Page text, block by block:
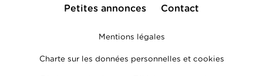
Petites annonces Contact
Mentions légales
Charte sur les données personnelles et cookies